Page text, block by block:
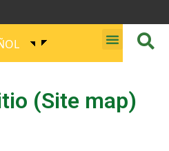
(Site map)